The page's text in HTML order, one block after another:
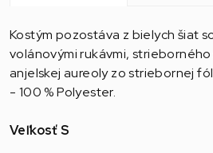
Kostým pozostáva z bielych šiat
volánovými rukávmi,
anjelskej aureoly zo striebornej
- 100 % Polyester.
Veľkosť S